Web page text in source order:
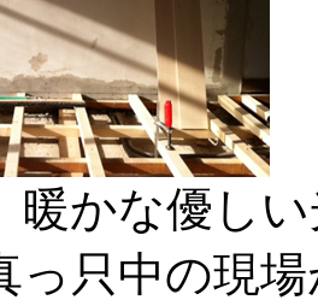
暖かな優し
っ只中の現